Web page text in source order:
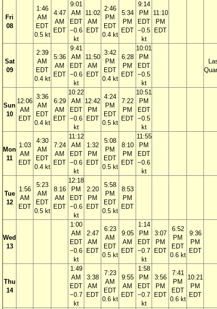
Fri
08
1:46
AM
EDT
0.5 kt
4:47
AM
EDT
9:01
AM
EDT
−0.6
kt
11:02
AM
EDT
2:46
PM
EDT
0.4 kt
5:34
PM
EDT
9:14
PM
EDT
−0.5
kt
11:10
PM
EDT
Sat
09
2:39
AM
EDT
0.4 kt
5:36
AM
EDT
9:41
AM
EDT
−0.6
kt
11:50
AM
EDT
3:42
PM
EDT
0.4 kt
6:28
PM
EDT
10:01
PM
EDT
−0.5
kt
Sun
10
12:06
AM
EDT
3:36
AM
EDT
0.4 kt
6:29
AM
EDT
10:22
AM
EDT
−0.6
kt
12:42
PM
EDT
4:24
PM
EDT
0.5 kt
7:22
PM
EDT
10:51
PM
EDT
−0.5
kt
Mon
11
1:03
AM
EDT
4:30
AM
EDT
0.4 kt
7:24
AM
EDT
11:12
AM
EDT
−0.6
kt
1:32
PM
EDT
5:08
PM
EDT
0.5 kt
8:10
PM
EDT
11:55
PM
EDT
−0.6
kt
Tue
12
1:56
AM
EDT
5:23
AM
EDT
0.5 kt
8:16
AM
EDT
12:18
PM
EDT
−0.6
kt
2:20
PM
EDT
5:58
PM
EDT
0.5 kt
8:53
PM
EDT
Wed
13
1:00
AM
EDT
−0.6
kt
2:47
AM
EDT
6:23
AM
EDT
0.5 kt
9:05
AM
EDT
1:14
PM
EDT
−0.7
kt
3:07
PM
EDT
6:52
PM
EDT
0.6 kt
9:36
PM
EDT
Thu
14
1:49
AM
EDT
−0.7
kt
3:38
AM
EDT
7:23
AM
EDT
0.6 kt
9:55
AM
EDT
1:58
PM
EDT
−0.7
kt
3:56
PM
EDT
7:41
PM
EDT
0.6 kt
10:21
PM
EDT